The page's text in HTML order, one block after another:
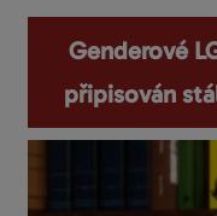
Genderové
připisován